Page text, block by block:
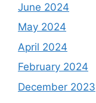
June 2024
May 2024
April 2024
February 2024
December 2023